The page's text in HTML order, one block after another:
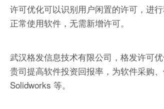
许可优化可以识别用户闲置的许可，进
正常使用软件，无需新增许可。
武汉格发信息技术有限公司，格发许可
贵司提高软件投资回报率，为软件采购
Solidworks 等。